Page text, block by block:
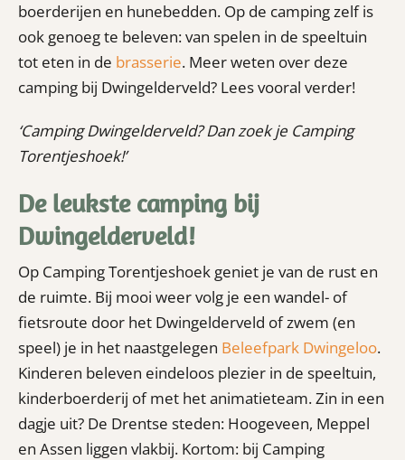
boerderijen en hunebedden. Op de camping zelf is
ook genoeg te beleven: van spelen in de speeltuin
tot eten in de brasserie. Meer weten over deze
camping bij Dwingelderveld? Lees vooral verder!
‘Camping Dwingelderveld? Dan zoek je Camping
Torentjeshoek!’
De leukste camping bij
Dwingelderveld!
Op Camping Torentjeshoek geniet je van de rust en
de ruimte. Bij mooi weer volg je een wandel- of
fietsroute door het Dwingelderveld of zwem (en
speel) je in het naastgelegen Beleefpark Dwingeloo.
Kinderen beleven eindeloos plezier in de speeltuin,
kinderboerderij of met het animatieteam. Zin in een
dagje uit? De Drentse steden: Hoogeveen, Meppel
en Assen liggen vlakbij. Kortom: bij Camping